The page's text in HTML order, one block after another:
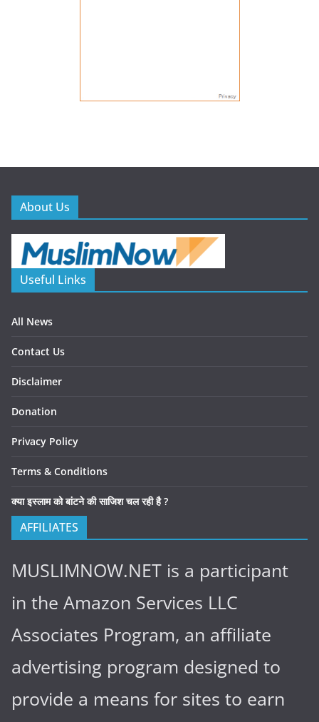
About Us
Useful Links
All News
Contact Us
Disclaimer
Donation
Privacy Policy
Terms & Conditions
क्या इस्लाम को बांटने की साजिश चल रही है ?
AFFILIATES
MUSLIMNOW.NET is a participant
in the Amazon Services LLC
Associates Program, an affiliate
advertising program designed to
provide a means for sites to earn